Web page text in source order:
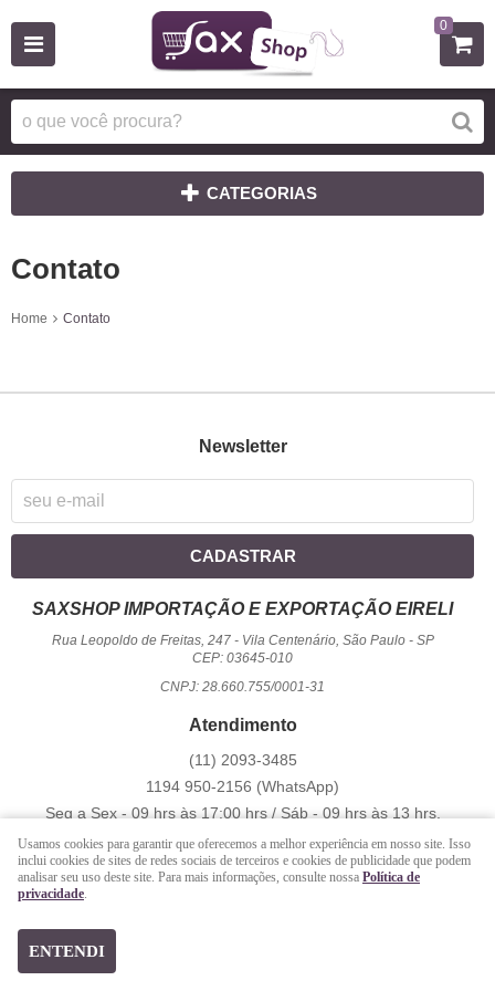
0
CATEGORIAS
Contato
Home Contato
Newsletter
CADASTRAR
SAXSHOP IMPORTAÇÃO E EXPORTAÇÃO EIRELI
Rua Leopoldo de Freitas, 247- Vila Centenário, São Paulo- SP
CEP: 03645-010
CNPJ: 28.660.755/0001-31
Atendimento
(11) 2093-3485
1194 950-2156 (WhatsApp)
Seg a Sex - 09 hrs às 17:00 hrs / Sáb - 09 hrs às 13 hrs.
atendimento@saxshop.com.br
Usamos cookies para garantir que oferecemos a melhor experiência em nosso site. Isso
inclui cookies de sites de redes sociais de terceiros e cookies de publicidade que podem
analisar seu uso deste site. Para mais informações, consulte nossa Política de
privacidade.
ENTENDI